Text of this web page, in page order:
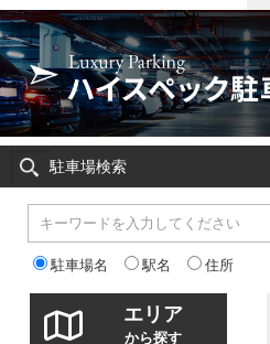
駐車場検索
駐車場名 駅名 住所
エリア
から探す